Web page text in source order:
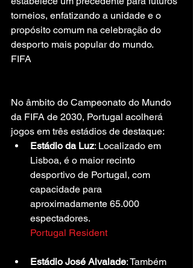
torneios, enfatizando a unidade e o
propósito comum na celebração do
desporto mais popular do mundo.
FIFA
No âmbito do Campeonato do Mundo
da FIFA de 2030, Portugal acolherá
jogos em três estádios de destaque:
Estádio da Luz: Localizado em
Lisboa, é o maior recinto
desportivo de Portugal, com
capacidade para
aproximadamente 65.000
espectadores.
Portugal Resident
Estádio José Alvalade: Também